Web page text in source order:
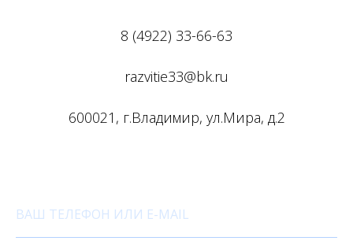
8 (4922) 33-66-63
razvitie33@bk.ru
600021, г.Владимир, ул.Мира, д.2
ВАШ ТЕЛЕФОН ИЛИ E-MAIL